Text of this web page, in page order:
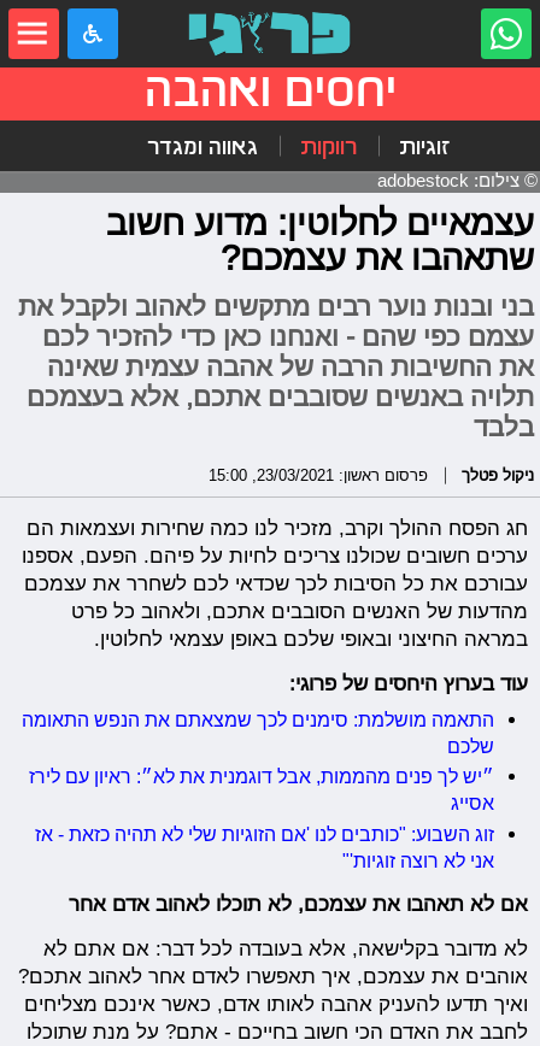
יחסים ואהבה
זוגיות רווקות גאווה ומגדר
© צילום: adobestock
עצמאיים לחלוטין: מדוע חשוב
שתאהבו את עצמכם?
בני ובנות נוער רבים מתקשים לאהוב ולקבל את
עצמם כפי שהם - ואנחנו כאן כדי להזכיר לכם
את החשיבות הרבה של אהבה עצמית שאינה
תלויה באנשים שסובבים אתכם, אלא בעצמכם
בלבד
ניקול פטלך פרסום ראשון: 23/03/2021, 15:00
חג הפסח ההולך וקרב, מזכיר לנו כמה שחירות ועצמאות הם
ערכים חשובים שכולנו צריכים לחיות על פיהם. הפעם, אספנו
עבורכם את כל הסיבות לכך שכדאי לכם לשחרר את עצמכם
מהדעות של האנשים הסובבים אתכם, ולאהוב כל פרט
במראה החיצוני ובאופי שלכם באופן עצמאי לחלוטין.
עוד בערוץ היחסים של פרוגי:
התאמה מושלמת: סימנים לכך שמצאתם את הנפש התאומה
שלכם
״יש לך פנים מהממות, אבל דוגמנית את לא״: ראיון עם לירז
אסייג
זוג השבוע: "כותבים לנו 'אם הזוגיות שלי לא תהיה כזאת - אז
אני לא רוצה זוגיות'"
אם לא תאהבו את עצמכם, לא תוכלו לאהוב אדם אחר
לא מדובר בקלישאה, אלא בעובדה לכל דבר: אם אתם לא
אוהבים את עצמכם, איך תאפשרו לאדם אחר לאהוב אתכם?
ואיך תדעו להעניק אהבה לאותו אדם, כאשר אינכם מצליחים
לחבב את האדם הכי חשוב בחייכם - אתם? על מנת שתוכלו